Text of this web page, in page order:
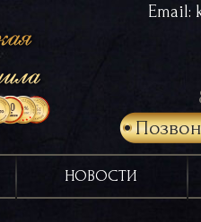
Email:
НОВОСТИ